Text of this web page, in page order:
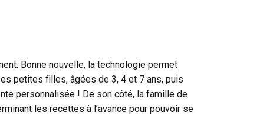
Bonne nouvelle, la technologie permet
petites filles, âgées de 3, 4 et 7 ans, puis
personnalisée ! De son côté, la famille de
les recettes à l’avance pour pouvoir se